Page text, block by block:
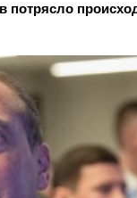
потрясло